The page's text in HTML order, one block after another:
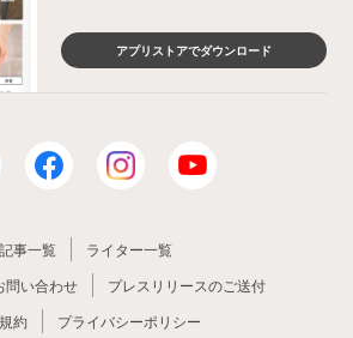
アプリストアでダウンロード
記事一覧
ライター一覧
問い合わせ
プレスリリースのご送付
約
プライバシーポリシー